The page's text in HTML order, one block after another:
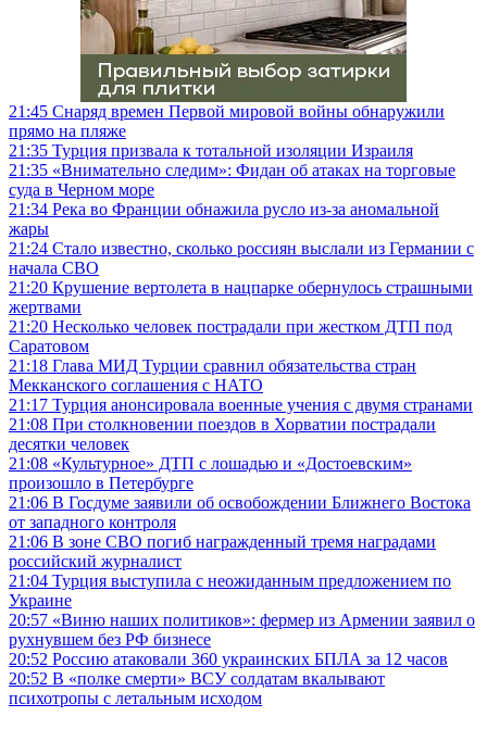
21:45 Снаряд времен Первой мировой войны обнаружили
прямо на пляже
21:35 Турция призвала к тотальной изоляции Израиля
21:35 «Внимательно следим»: Фидан об атаках на торговые
суда в Черном море
21:34 Река во Франции обнажила русло из-за аномальной
жары
21:24 Стало известно, сколько россиян выслали из Германии с
начала СВО
21:20 Крушение вертолета в нацпарке обернулось страшными
жертвами
21:20 Несколько человек пострадали при жестком ДТП под
Саратовом
21:18 Глава МИД Турции сравнил обязательства стран
Мекканского соглашения с НАТО
21:17 Турция анонсировала военные учения с двумя странами
21:08 При столкновении поездов в Хорватии пострадали
десятки человек
21:08 «Культурное» ДТП с лошадью и «Достоевским»
произошло в Петербурге
21:06 В Госдуме заявили об освобождении Ближнего Востока
от западного контроля
21:06 В зоне СВО погиб награжденный тремя наградами
российский журналист
21:04 Турция выступила с неожиданным предложением по
Украине
20:57 «Виню наших политиков»: фермер из Армении заявил о
рухнувшем без РФ бизнесе
20:52 Россию атаковали 360 украинских БПЛА за 12 часов
20:52 В «полке смерти» ВСУ солдатам вкалывают
психотропы с летальным исходом